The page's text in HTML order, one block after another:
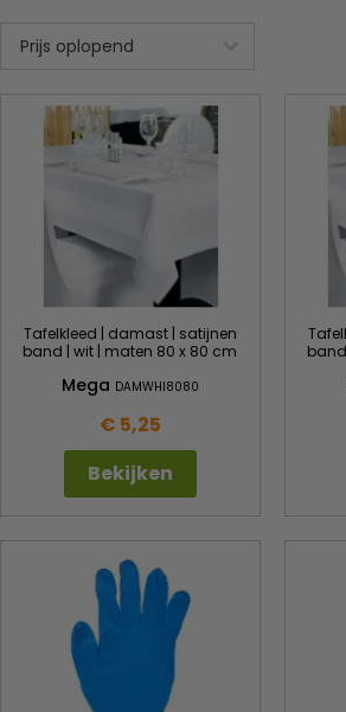
Tafelkleed | damast | satijnen
band | wit | maten 80 x 80 cm
Mega DAMWHI8080
€ 5,25
Bekijken